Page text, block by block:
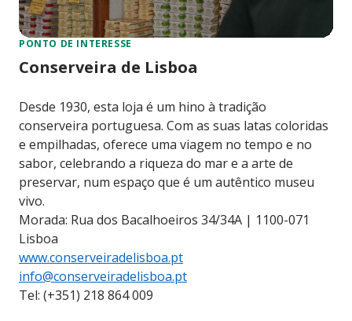
PONTO DE INTERESSE
Conserveira de Lisboa
Desde 1930, esta loja é um hino à tradição
conserveira portuguesa. Com as suas latas coloridas
e empilhadas, oferece uma viagem no tempo e no
sabor, celebrando a riqueza do mar e a arte de
preservar, num espaço que é um autêntico museu
vivo.
Morada: Rua dos Bacalhoeiros 34/34A | 1100-071
Lisboa
www.conserveiradelisboa.pt
info@conserveiradelisboa.pt
Tel: (+351) 218 864 009